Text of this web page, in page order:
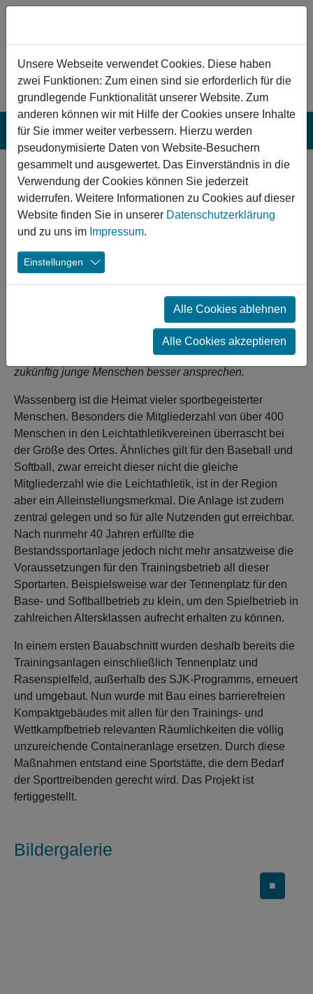
Zum Hauptinhalt springen
Wassenberg:
Sanierung der
Sportanlage (2. BA)
Sportpark
Wassenberg
In Wassenberg wurde die Bestandssportanlage zu einer
zentralen, bedarfsgerechten und modernen
Freiluftsportstätte transformiert. Sie soll in einer
infrastrukturell günstigen Lage und mit guter Anbindung
zukünftig junge Menschen besser ansprechen.
Wassenberg ist die Heimat vieler sportbegeisterter
Menschen. Besonders die Mitgliederzahl von über 400
Menschen in den Leichtathletikvereinen überrascht bei
der Größe des Ortes. Ähnliches gilt für den Baseball und
Softball, zwar erreicht dieser nicht die gleiche
Mitgliederzahl wie die Leichtathletik, ist in der Region
aber ein Alleinstellungsmerkmal. Die Anlage ist zudem
zentral gelegen und so für alle Nutzenden gut erreichbar.
Nach nunmehr 40 Jahren erfüllte die
Bestandssportanlage jedoch nicht mehr ansatzweise die
Voraussetzungen für den Trainingsbetrieb all dieser
Sportarten. Beispielsweise war der Tennenplatz für den
Base- und Softballbetrieb zu klein, um den Spielbetrieb in
zahlreichen Altersklassen aufrecht erhalten zu können.
In einem ersten Bauabschnitt wurden deshalb bereits die
Trainingsanlagen einschließlich Tennenplatz und
Rasenspielfeld, außerhalb des SJK-Programms, erneuert
und umgebaut. Nun wurde mit Bau eines barrierefreien
Kompaktgebäudes mit allen für den Trainings- und
Wettkampfbetrieb relevanten Räumlichkeiten die völlig
unzureichende Containeranlage ersetzen. Durch diese
Maßnahmen entstand eine Sportstätte, die dem Bedarf
der Sporttreibenden gerecht wird. Das Projekt ist
fertiggestellt.
Bildergalerie
■
Unsere Webseite verwendet Cookies. Diese haben
zwei Funktionen: Zum einen sind sie erforderlich für die
grundlegende Funktionalität unserer Website. Zum
anderen können wir mit Hilfe der Cookies unsere Inhalte
für Sie immer weiter verbessern. Hierzu werden
pseudonymisierte Daten von Website-Besuchern
gesammelt und ausgewertet. Das Einverständnis in die
Verwendung der Cookies können Sie jederzeit
widerrufen. Weitere Informationen zu Cookies auf dieser
Website finden Sie in unserer Datenschutzerklärung
und zu uns im Impressum.
Einstellungen
Alle Cookies ablehnen
Alle Cookies akzeptieren